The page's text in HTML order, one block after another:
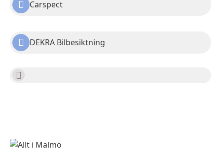
Carspect
DEKRA Bilbesiktning